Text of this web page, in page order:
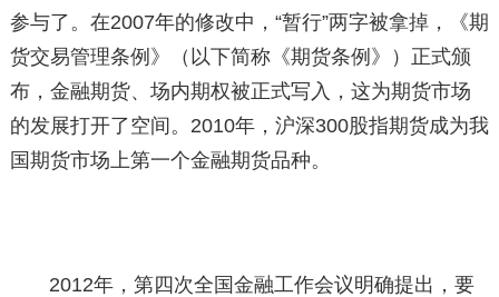
参与了。在2007年的修改中，“暂行”两字被拿掉，《期
货交易管理条例》（以下简称《期货条例》）正式颁
布，金融期货、场内期权被正式写入，这为期货市场
的发展打开了空间。2010年，沪深300股指期货成为我
国期货市场上第一个金融期货品种。
2012年，第四次全国金融工作会议明确提出，要